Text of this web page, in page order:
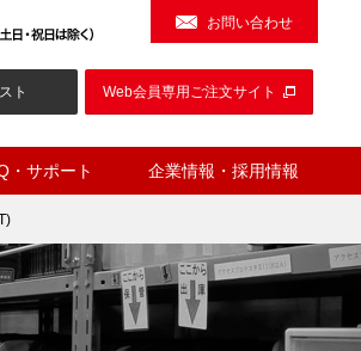
お問い合わせ
ト Web会員専用ご注文サイト
・サポート 企業情報・採用情報